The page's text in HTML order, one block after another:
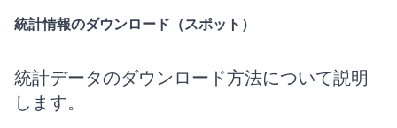
統計情報のダウンロード（スポット）
統計データのダウンロード方法について説明
します。